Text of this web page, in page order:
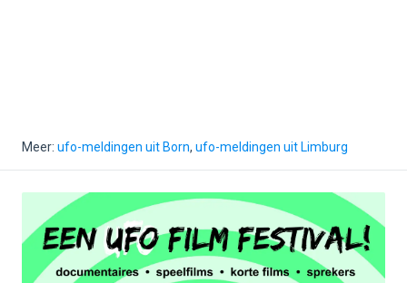
Meer: ufo-meldingen uit Born, ufo-meldingen uit Limburg